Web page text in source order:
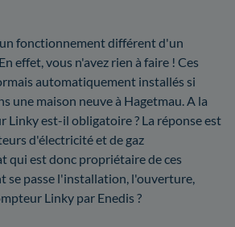
fonctionnement différent d'un
effet, vous n'avez rien à faire ! Ces
automatiquement installés si
une maison neuve à Hagetmau. A la
Linky est-il obligatoire ? La réponse est
d'électricité et de gaz
qui est donc propriétaire de ces
se passe l'installation, l'ouverture,
Linky par Enedis ?